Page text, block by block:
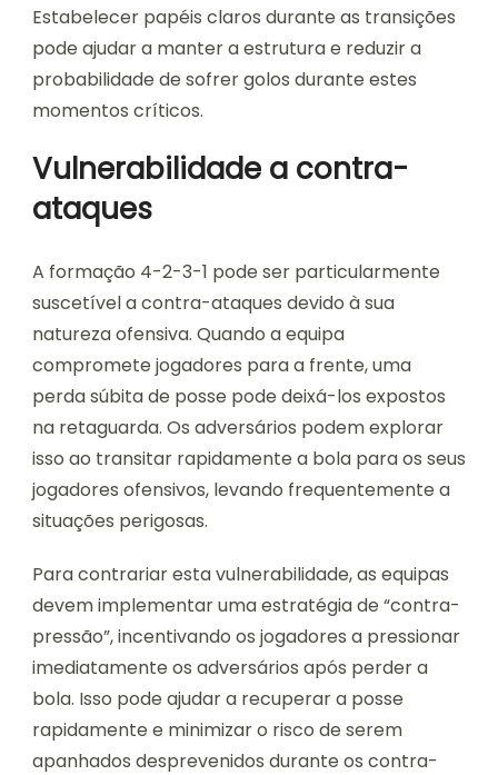
Estabelecer papéis claros durante as transições
pode ajudar a manter a estrutura e reduzir a
probabilidade de sofrer golos durante estes
momentos críticos.
Vulnerabilidade a contra-
ataques
A formação 4-2-3-1 pode ser particularmente
suscetível a contra-ataques devido à sua
natureza ofensiva. Quando a equipa
compromete jogadores para a frente, uma
perda súbita de posse pode deixá-los expostos
na retaguarda. Os adversários podem explorar
isso ao transitar rapidamente a bola para os seus
jogadores ofensivos, levando frequentemente a
situações perigosas.
Para contrariar esta vulnerabilidade, as equipas
devem implementar uma estratégia de “contra-
pressão”, incentivando os jogadores a pressionar
imediatamente os adversários após perder a
bola. Isso pode ajudar a recuperar a posse
rapidamente e minimizar o risco de serem
apanhados desprevenidos durante os contra-